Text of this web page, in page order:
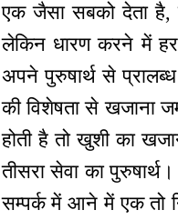
एक जैसा सबको देता है,
लेकिन धारण करने में
अपने पुरुषार्थ से
की विशेषता से खजाना
होती है तो खुशी का
तीसरा सेवा का
सम्पर्क में आने में एक तो